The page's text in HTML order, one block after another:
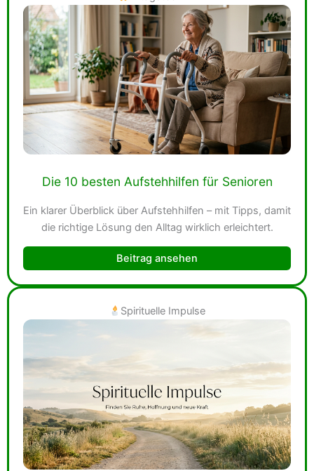
Die 10 besten Aufstehhilfen für Senioren
Ein klarer Überblick über Aufstehhilfen – mit Tipps, damit
die richtige Lösung den Alltag wirklich erleichtert.
Beitrag ansehen
Spirituelle Impulse